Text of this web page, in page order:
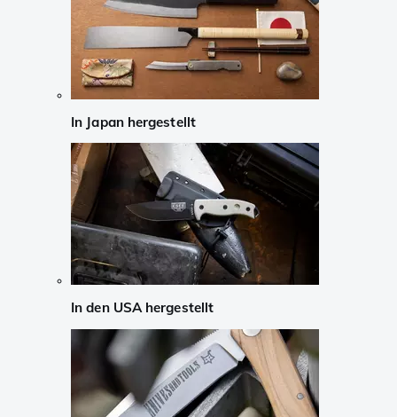
In Japan hergestellt
In den USA hergestellt